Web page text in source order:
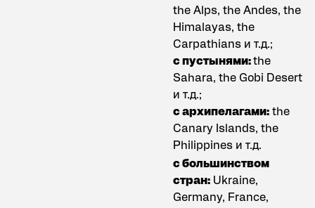
the Alps, the Andes, the
Himalayas, the
Carpathians и т.д.;
с пустынями:the
Sahara, the Gobi Desert
и т.д.;
с архипелагами: the
Canary Islands, the
Philippines и т.д.
с большинством
стран: Ukraine,
Germany, France,